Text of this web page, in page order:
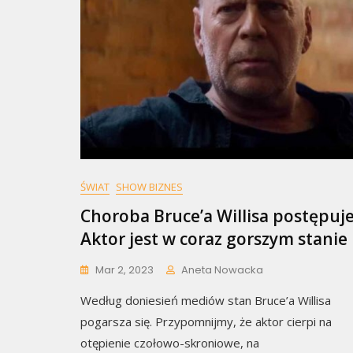
ŚWIAT SHOW BIZNES
Choroba Bruce’a Willisa
Aktor jest w coraz gorszym stanie
Mar 2, 2023 Aneta Nowacka
Według doniesień mediów stan Bruce’a Willisa
pogarsza się. Przypomnijmy, że aktor cierpi na
otępienie czołowo-skroniowe, na